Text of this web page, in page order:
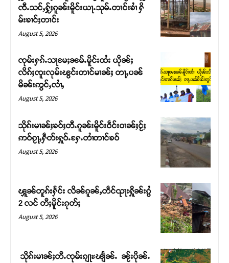
တႃႇႁႂ်ႈသဵင်ၵၢင်ၸႂ်ၵူၼ်းမိူင်း ၵူႈတီႈၵူႈလႅၼ်ပေႃးတေၸွ
တ်ႇ တူဝ်ႈလုမ်ႈၾႃႉၼၼ်ႉ ၶဝ်ႈႁူမ်ႈၵမ်ႉထႅမ် ၸုမ်းၶၢ
ဝ်ႇၽူႈတွႆႇႁွၵ်ႈ လႆႈယူႇၶႃႈဢေႃႈ။
ၸီႉသင်ႇႁႂ်ႈၵူၼ်းမိူင်းယႃႉသုမ်ႉတၢင်းၶၢႆ ႁိ
မ်းၶၢင်ႈတၢင်း
August 5, 2026
ၸုမ်းႁၵ်ႉသႃမႄႈၼမ်ႉမိူင်းထႆး ယိုၼ်ႈ
လိၵ်ႈၸူးလုမ်းၽွင်းတၢင်မၢၼ်ႈ တႃႇပၼ်
မိၼ်းဢွင်ႇလၢႆႇ
August 5, 2026
သိုၵ်းမၢၼ်ႈၶဝ်ႈတီႉၵူၼ်းမိူင်းဝဵင်းဝၢၼ်ႈငႂ်ႈ
ဢဝ်ၵႂႃႇႁဵတ်းႁူဝ်ႉႁႄႉတၢႆတၢင်ၶဝ်
August 5, 2026
ၾူၼ်တူၵ်းႁႅင်း လိၼ်ၵူၼ်ႇတဵင်ၺႃးႁိူၼ်းၵွႆ
2 လင် တီႈမိူင်းၵုတ်ႈ
August 5, 2026
သိုၵ်းမၢၼ်ႈတီႉၸုမ်းၵျႃႊၽျႅၼ်ႉ ၼႂ်းပိုၼ်ႉ